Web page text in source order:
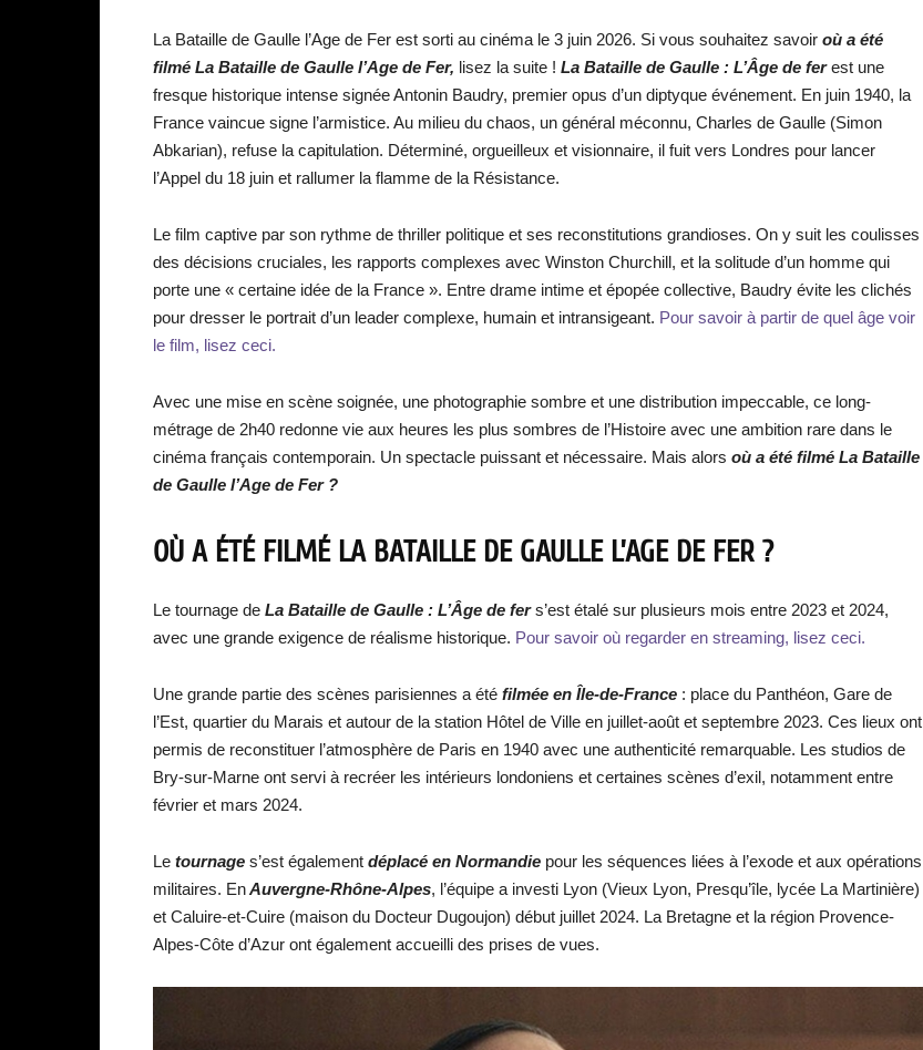
La Bataille de Gaulle l’Age de Fer est sorti au cinéma le 3 juin 2026. Si vous souhaitez savoir où a été
filmé La Bataille de Gaulle l’Age de Fer, lisez la suite ! La Bataille de Gaulle : L’Âge de ferest une
fresque historique intense signée Antonin Baudry, premier opus d’un diptyque événement. En juin 1940, la
France vaincue signe l’armistice. Au milieu du chaos, un général méconnu, Charles de Gaulle (Simon
Abkarian), refuse la capitulation. Déterminé, orgueilleux et visionnaire, il fuit vers Londres pour lancer
l’Appel du 18 juin et rallumer la flamme de la Résistance.
Le film captive par son rythme de thriller politique et ses reconstitutions grandioses. On y suit les coulisses
des décisions cruciales, les rapports complexes avec Winston Churchill, et la solitude d’un homme qui
porte une « certaine idée de la France ». Entre drame intime et épopée collective, Baudry évite les clichés
pour dresser le portrait d’un leader complexe, humain et intransigeant. Pour savoir à partir de quel âge voir
le film, lisez ceci.
Avec une mise en scène soignée, une photographie sombre et une distribution impeccable, ce long-
métrage de 2h40 redonne vie aux heures les plus sombres de l’Histoire avec une ambition rare dans le
cinéma français contemporain. Un spectacle puissant et nécessaire. Mais alors où a été filmé La Bataille
de Gaulle l’Age de Fer ?
OÙ A ÉTÉ FILMÉ LA BATAILLE DE GAULLE L’AGE DE FER ?
Le tournage de La Bataille de Gaulle : L’Âge de fers’est étalé sur plusieurs mois entre 2023 et 2024,
avec une grande exigence de réalisme historique. Pour savoir où regarder en streaming, lisez ceci.
Une grande partie des scènes parisiennes a été filmée en Île-de-France : place du Panthéon, Gare de
l’Est, quartier du Marais et autour de la station Hôtel de Ville en juillet-août et septembre 2023. Ces lieux ont
permis de reconstituer l’atmosphère de Paris en 1940 avec une authenticité remarquable. Les studios de
Bry-sur-Marne ont servi à recréer les intérieurs londoniens et certaines scènes d’exil, notamment entre
février et mars 2024.
Le tournage s’est également déplacé en Normandie pour les séquences liées à l’exode et aux opérations
militaires. EnAuvergne-Rhône-Alpes, l’équipe a investi Lyon (Vieux Lyon, Presqu’île, lycée La Martinière)
et Caluire-et-Cuire (maison du Docteur Dugoujon) début juillet 2024. La Bretagne et la région Provence-
Alpes-Côte d’Azur ont également accueilli des prises de vues.